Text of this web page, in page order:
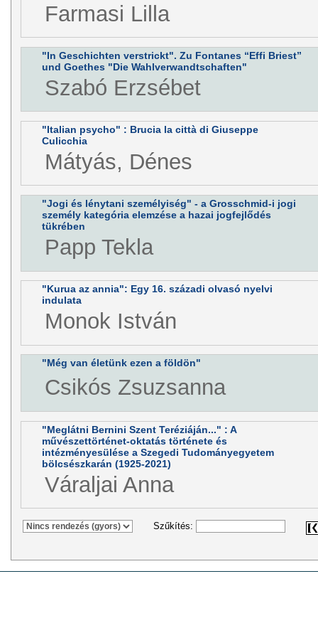
Farmasi Lilla
"In Geschichten verstrickt". Zu Fontanes “Effi Briest”
und Goethes "Die Wahlverwandtschaften"
Szabó Erzsébet
"Italian psycho" : Brucia la città di Giuseppe
Culicchia
Mátyás, Dénes
"Jogi és lénytani személyiség" - a Grosschmid-i jogi
személy kategória elemzése a hazai jogfejlődés
tükrében
Papp Tekla
"Kurua az annia": Egy 16. századi olvasó nyelvi
indulata
Monok István
"Még van életünk ezen a földön"
Csikós Zsuzsanna
"Meglátni Bernini Szent Teréziáján..." : A
művészettörténet-oktatás története és
intézményesülése a Szegedi Tudományegyetem
bölcsészkarán (1925-2021)
Váraljai Anna
Szűkítés: